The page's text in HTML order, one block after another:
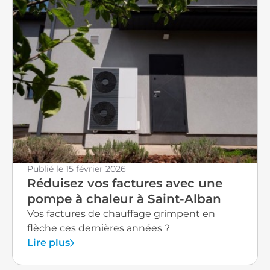
combustion pour obtenir le meilleur rendement
possible. Cette amélioration se voit directement
sur votre facture d'énergie : une chaudière bien
réglée consomme jusqu'à 12 % de combustible en
moins. Nous contrôlons aussi le taux de monoxyde
de carbone dans les fumées pour garantir votre
sécurité. Les avantages concrets d'un entretien
régulier Investir dans un entretien annuel
représente bien plus qu'une simple formalité
administrative. Cette démarche vous apporte des
bénéfices économiques et pratiques sur plusieurs
années. Chez CLAVEL PLOMBERIE ET
CLIMATISATION, nous accompagnons nos clients
de l'agglomération toulousaine pour qu'ils
profitent durablement d'un confort thermique
optimal. Une durée de vie prolongée pour votre
installation Un système de chauffage entretenu
régulièrement peut fonctionner efficacement
Publié le 15 février 2026
Réduisez vos factures avec une
pompe à chaleur à Saint-Alban
Vos factures de chauffage grimpent en
flèche ces dernières années ?
Lire plus